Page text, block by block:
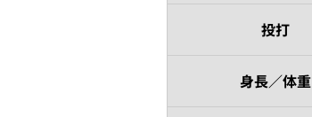
投打
身長／体重